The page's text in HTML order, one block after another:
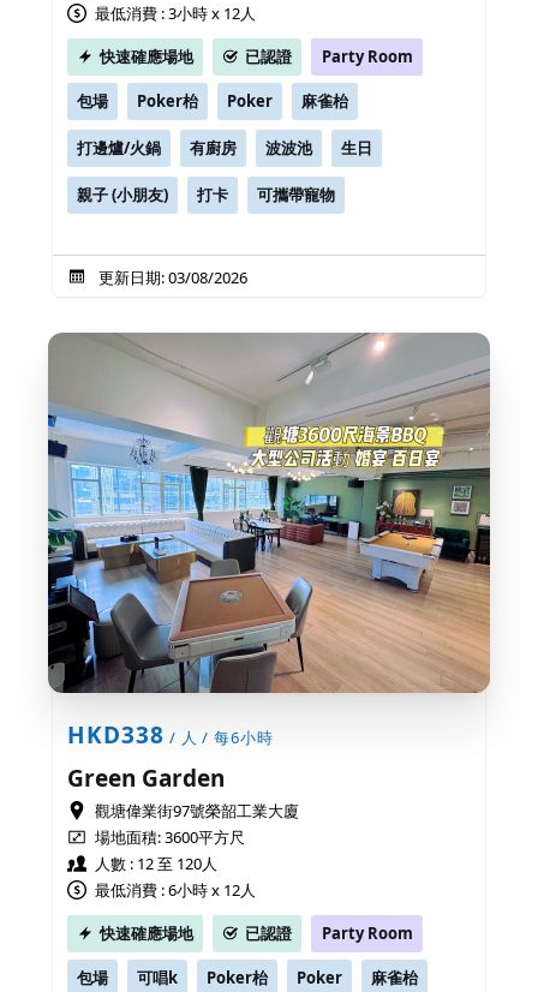
最低消費 : 3小時 x 12人
快速確應場地
已認證 Party Room
包場 Poker枱 Poker 麻雀枱
打邊爐/火鍋 有廚房 波波池 生日
親子 (小朋友) 打卡 可攜帶寵物
更新日期: 03/08/2026
HKD338 / 人 / 每6小時
Green Garden
觀塘偉業街97號榮韶工業大廈
場地面積:3600平方尺
人數 : 12 至 120人
最低消費 : 6小時 x 12人
快速確應場地
已認證 Party Room
包場 可唱k Poker枱 Poker 麻雀枱